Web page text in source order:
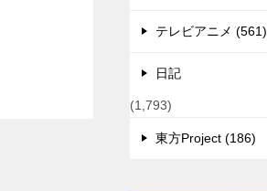
テレビアニメ (561)
日記
(1,793)
東方Project (186)